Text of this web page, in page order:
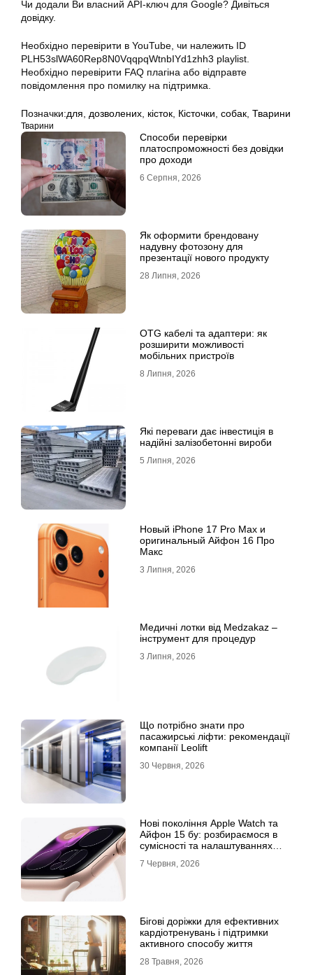
Чи додали Ви власний API-ключ для Google? Дивіться
довідку.
Необхідно перевірити в YouTube, чи належить ID
PLH53slWA60Rep8N0VqqpqWtnbIYd1zhh3 playlist.
Необхідно перевірити FAQ плагіна або відправте
повідомлення про помилку на підтримка.
Позначки:для дозволених кісток Кісточки собак Тварини
Тварини
Способи перевірки
платоспроможності без довідки
про доходи
6 Серпня, 2026
Як оформити брендовану
надувну фотозону для
презентації нового продукту
28 Липня, 2026
OTG кабелі та адаптери: як
розширити можливості
мобільних пристроїв
8 Липня, 2026
Які переваги дає інвестиція в
надійні залізобетонні вироби
5 Липня, 2026
Новый iPhone 17 Pro Max и
оригинальный Айфон 16 Про
Макс
3 Липня, 2026
Медичні лотки від Medzakaz –
інструмент для процедур
3 Липня, 2026
Що потрібно знати про
пасажирські ліфти: рекомендації
компанії Leolift
30 Червня, 2026
Нові покоління Apple Watch та
Айфон 15 бу: розбираємося в
сумісності та налаштуваннях
7 Червня, 2026
Бігові доріжки для ефективних
кардіотренувань і підтримки
активного способу життя
28 Травня, 2026